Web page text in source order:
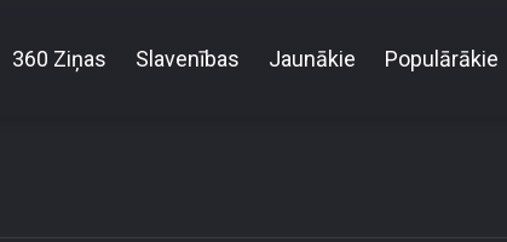
360 Ziņas Slavenības Jaunākie Populārākie